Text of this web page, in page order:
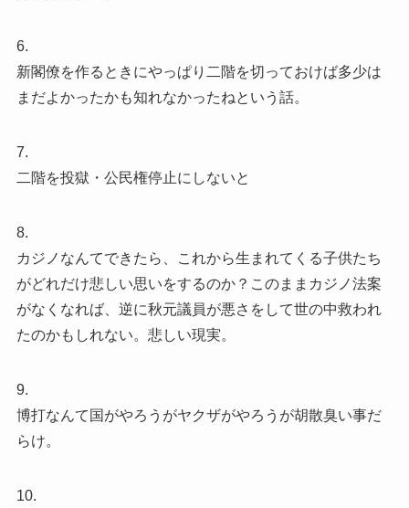
6.
新閣僚を作るときにやっぱり二階を切っておけば多少は
まだよかったかも知れなかったねという話。
7.
二階を投獄・公民権停止にしないと
8.
カジノなんてできたら、これから生まれてくる子供たち
がどれだけ悲しい思いをするのか？このままカジノ法案
がなくなれば、逆に秋元議員が悪さをして世の中救われ
たのかもしれない。悲しい現実。
9.
博打なんて国がやろうがヤクザがやろうが胡散臭い事だ
らけ。
10.